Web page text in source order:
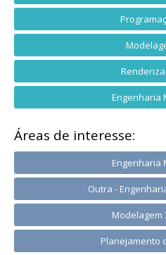
Engenharia
Áreas de interesse:
Engenharia
Outra -
Modelagem
Planejamento